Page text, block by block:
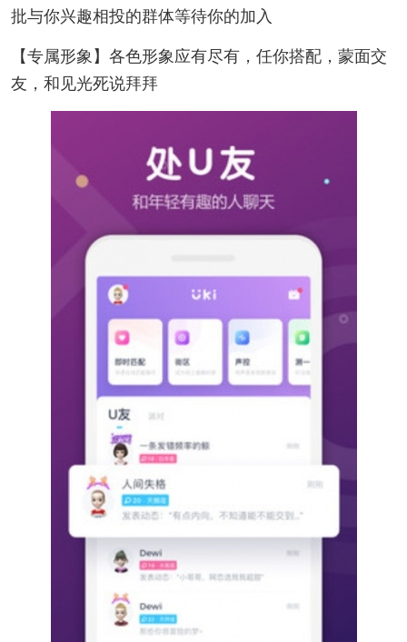
批与你兴趣相投的群体等待你的加入
【专属形象】各色形象应有尽有，任你搭配，蒙面交
友，和见光死说拜拜